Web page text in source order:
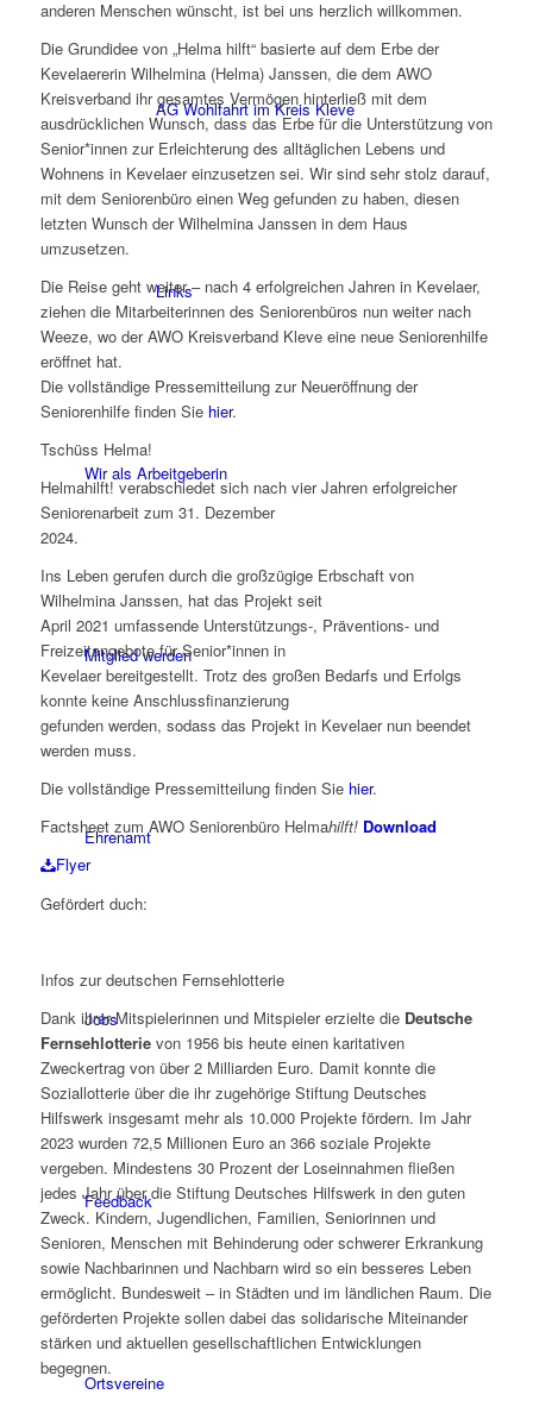
AG Wohlfahrt im Kreis Kleve
Links
Wir als Arbeitgeberin
Mitglied werden
Ehrenamt
Jobs
Feedback
Ortsvereine
anderen Menschen wünscht, ist bei uns herzlich willkommen.
Die Grundidee von „Helma hilft“ basierte auf dem Erbe der
Kevelaererin Wilhelmina (Helma) Janssen, die dem AWO
Kreisverband ihr gesamtes Vermögen hinterließ mit dem
ausdrücklichen Wunsch, dass das Erbe für die Unterstützung von
Senior*innen zur Erleichterung des alltäglichen Lebens und
Wohnens in Kevelaer einzusetzen sei. Wir sind sehr stolz darauf,
mit dem Seniorenbüro einen Weg gefunden zu haben, diesen
letzten Wunsch der Wilhelmina Janssen in dem Haus
umzusetzen.
Die Reise geht weiter – nach 4 erfolgreichen Jahren in Kevelaer,
ziehen die Mitarbeiterinnen des Seniorenbüros nun weiter nach
Weeze, wo der AWO Kreisverband Kleve eine neue Seniorenhilfe
eröffnet hat.
Die vollständige Pressemitteilung zur Neueröffnung der
Seniorenhilfe finden Sie hier.
Tschüss Helma!
Helmahilft! verabschiedet sich nach vier Jahren erfolgreicher
Seniorenarbeit zum 31. Dezember
2024.
Ins Leben gerufen durch die großzügige Erbschaft von
Wilhelmina Janssen, hat das Projekt seit
April 2021 umfassende Unterstützungs-, Präventions- und
Freizeitangebote für Senior*innen in
Kevelaer bereitgestellt. Trotz des großen Bedarfs und Erfolgs
konnte keine Anschlussfinanzierung
gefunden werden, sodass das Projekt in Kevelaer nun beendet
werden muss.
Die vollständige Pressemitteilung finden Sie hier.
Factsheet zum AWO Seniorenbüro Helmahilft! Download
Flyer
Gefördert duch:
Infos zur deutschen Fernsehlotterie
Dank ihrer Mitspielerinnen und Mitspieler erzielte die Deutsche
Fernsehlotterievon 1956 bis heute einen karitativen
Zweckertrag von über 2 Milliarden Euro. Damit konnte die
Soziallotterie über die ihr zugehörige Stiftung Deutsches
Hilfswerk insgesamt mehr als 10.000 Projekte fördern. Im Jahr
2023 wurden 72,5 Millionen Euro an 366 soziale Projekte
vergeben. Mindestens 30 Prozent der Loseinnahmen fließen
jedes Jahr über die Stiftung Deutsches Hilfswerk in den guten
Zweck. Kindern, Jugendlichen, Familien, Seniorinnen und
Senioren, Menschen mit Behinderung oder schwerer Erkrankung
sowie Nachbarinnen und Nachbarn wird so ein besseres Leben
ermöglicht. Bundesweit – in Städten und im ländlichen Raum. Die
geförderten Projekte sollen dabei das solidarische Miteinander
stärken und aktuellen gesellschaftlichen Entwicklungen
begegnen.